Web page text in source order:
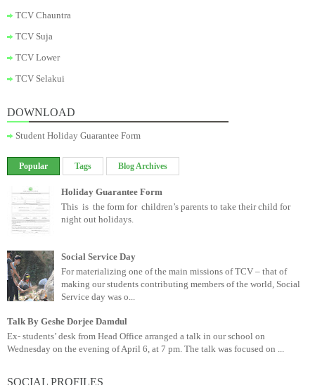
TCV Chauntra
TCV Suja
TCV Lower
TCV Selakui
DOWNLOAD
Student Holiday Guarantee Form
Popular Tags Blog Archives
Holiday Guarantee Form
This is the form for children’s parents to take their child for
night out holidays.
Social Service Day
For materializing one of the main missions of TCV – that of
making our students contributing members of the world, Social
Service day was o...
Talk By Geshe Dorjee Damdul
Ex- students’ desk from Head Office arranged a talk in our school on
Wednesday on the evening of April 6, at 7 pm. The talk was focused on ...
SOCIAL PROFILES